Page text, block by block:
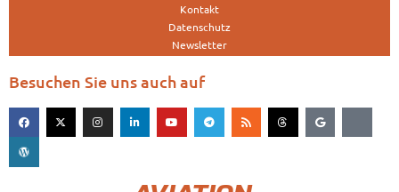
Kontakt
Datenschutz
Newsletter
Besuchen Sie uns auch auf